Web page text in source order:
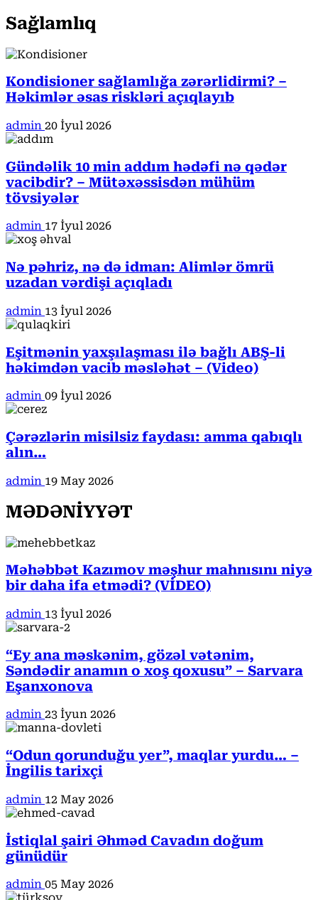
Sağlamlıq
Kondisioner sağlamlığa zərərlidirmi? –
Həkimlər əsas riskləri açıqlayıb
admin 20 İyul 2026
Gündəlik 10 min addım hədəfi nə qədər
vacibdir? – Mütəxəssisdən mühüm
tövsiyələr
admin 17 İyul 2026
Nə pəhriz, nə də idman: Alimlər ömrü
uzadan vərdişi açıqladı
admin 13 İyul 2026
Eşitmənin yaxşılaşması ilə bağlı ABŞ-li
həkimdən vacib məsləhət – (Video)
admin 09 İyul 2026
Çərəzlərin misilsiz faydası: amma qabıqlı
alın…
admin 19 May 2026
MƏDƏNİYYƏT
Məhəbbət Kazımov məşhur mahnısını niyə
bir daha ifa etmədi? (VİDEO)
admin 13 İyul 2026
“Ey ana məskənim, gözəl vətənim,
Səndədir anamın o xoş qoxusu” – Sarvara
Eşanxonova
admin 23 İyun 2026
“Odun qorunduğu yer”, maqlar yurdu… –
İngilis tarixçi
admin 12 May 2026
İstiqlal şairi Əhməd Cavadın doğum
günüdür
admin 05 May 2026